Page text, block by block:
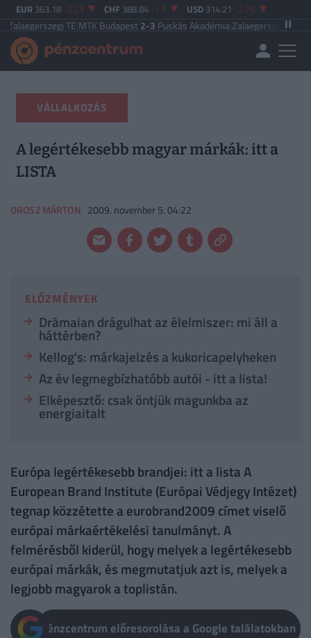
EUR 363.18 -2.23 CHF 388.84 -1.5 USD 314.21 -2.76
TE|MTK Budapest2-3Puskás Akadémia|Zalaegerszegi TE5-2 Paksi FC
VÁLLALKOZÁS
A legértékesebb magyar márkák: itt a
LISTA
OROSZ MÁRTON 2009. november 5. 04:22
ELŐZMÉNYEK
Drámaian drágulhat az élelmiszer: mi áll a
háttérben?
Kellog's: márkajelzés a kukoricapelyheken
Az év legmegbízhatóbb autói - itt a lista!
Elképesztő: csak öntjük magunkba az
energiaitalt
Európa legértékesebb brandjei: itt a lista A
European Brand Institute (Európai Védjegy Intézet)
tegnap közzétette a eurobrand2009 címet viselő
európai márkaértékelési tanulmányt. A
felmérésből kiderül, hogy melyek a legértékesebb
európai márkák, és megmutatjuk azt is, melyek a
legjobb magyarok a toplistán.
Pénzcentrum előresorolása a Google találatokban